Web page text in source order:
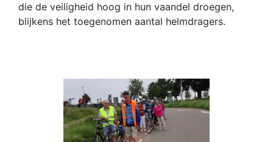
die de veiligheid hoog in hun vaandel droegen,
blijkens het toegenomen aantal helmdragers.